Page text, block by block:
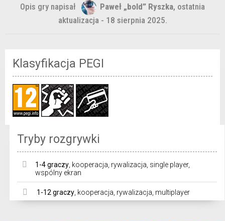
Opis gry napisał Paweł „bold” Ryszka, ostatnia
aktualizacja - 18 sierpnia 2025.
Klasyfikacja PEGI
Tryby rozgrywki
1-4 graczy kooperacja rywalizacja single player,
wspólny ekran
1-12 graczy, kooperacja rywalizacja multiplayer